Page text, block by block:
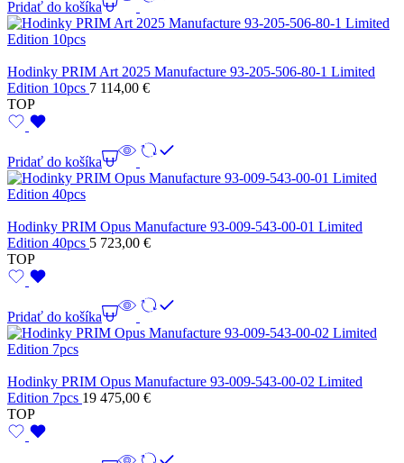
Pridať do košíka
Hodinky PRIM Art 2025 Manufacture 93-205-506-80-1 Limited
Edition 10pcs 7 114,00 €
TOP
Pridať do košíka
Hodinky PRIM Opus Manufacture 93-009-543-00-01 Limited
Edition 40pcs 5 723,00 €
TOP
Pridať do košíka
Hodinky PRIM Opus Manufacture 93-009-543-00-02 Limited
Edition 7pcs 19 475,00 €
TOP